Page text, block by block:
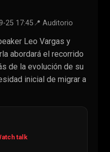
25 17:45📍 Auditorio
Leo Vargas y
abordará el recorrido
de la evolución de su
inicial de migrar a
talk